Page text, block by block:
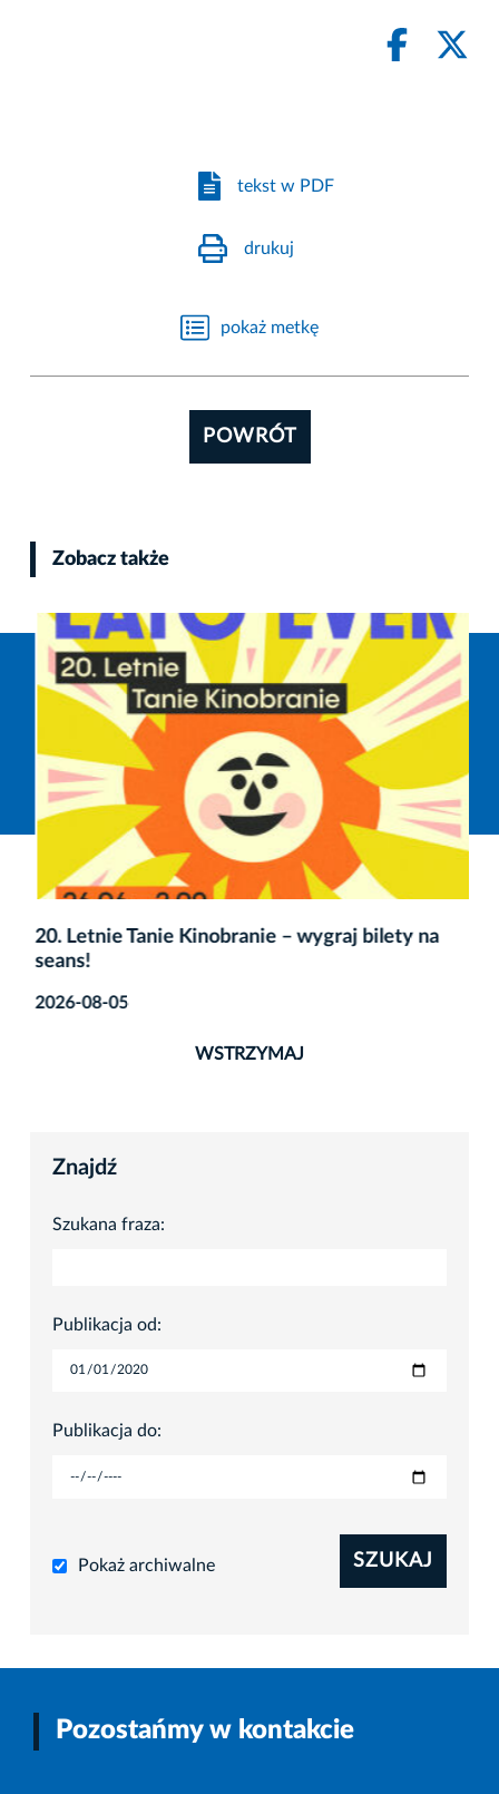
tekst w PDF
drukuj
pokaż metkę
POWRÓT
Zobacz także
20. Letnie Tanie Kinobranie – wygraj bilety na
seans!
2026-08-05
WSTRZYMAJ
Znajdź
Szukana fraza:
Publikacja od:
Publikacja do:
Pokaż archiwalne SZUKAJ
Pozostańmy w kontakcie